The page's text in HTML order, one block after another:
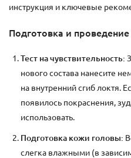
инструкция и ключевые
Подготовка и
Тест на чувствительность:
нового состава нанесите
на внутренний сгиб локтя.
появилось покраснения,
использовать.
Подготовка кожи головы:
слегка влажными (в